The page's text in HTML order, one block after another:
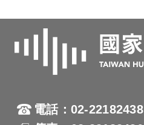
電話：02-22182438